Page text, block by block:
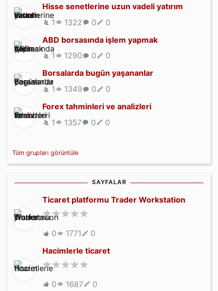
Hisse senetlerine uzun vadeli yatırım
1
1322 0
0
ABD borsasında işlem yapmak
1
1290 0
0
Borsalarda bugün yaşananlar
1
1349 0
0
Forex tahminleri ve analizleri
1
1357 0 0
Tüm grupları görüntüle
SAYFALAR
Ticaret platformu Trader Workstation
0 1771
0
Hacimlerle ticaret
0 1687 0